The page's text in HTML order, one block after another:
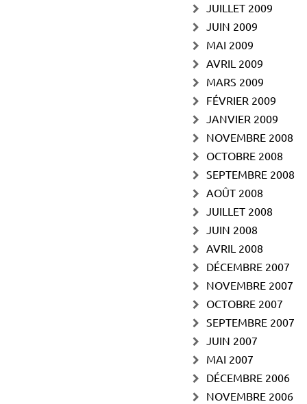
JUILLET 2009
JUIN 2009
MAI 2009
AVRIL 2009
MARS 2009
FÉVRIER 2009
JANVIER 2009
NOVEMBRE 2008
OCTOBRE 2008
SEPTEMBRE 2008
AOÛT 2008
JUILLET 2008
JUIN 2008
AVRIL 2008
DÉCEMBRE 2007
NOVEMBRE 2007
OCTOBRE 2007
SEPTEMBRE 2007
JUIN 2007
MAI 2007
DÉCEMBRE 2006
NOVEMBRE 2006